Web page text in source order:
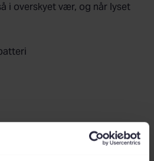
i overskyet vær, og når lyset